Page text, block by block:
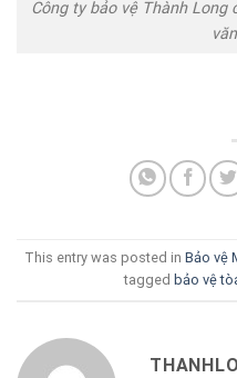
Công ty bảo vệ Thành Long
This entry was posted in Bảo vệ
tagged bảo vệ